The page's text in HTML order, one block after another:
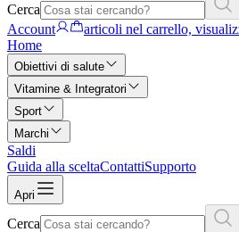
Cerca
Account
articoli nel carrello,
Home
Obiettivi di salute
Vitamine & Integratori
Sport
Marchi
Saldi
Guida alla sceltaContattiSupporto
Apri
Cerca